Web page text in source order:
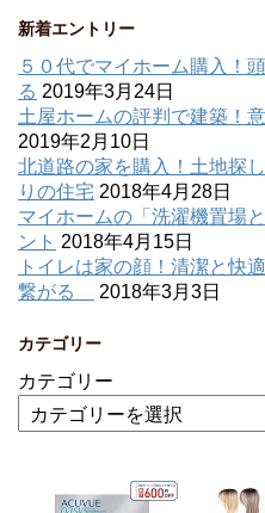
新着エントリー
５０代でマイホーム購入！
る 2019年3月24日
土屋ホームの評判で建築！
2019年2月10日
北道路の家を購入！土地探
りの住宅 2018年4月28日
マイホームの「洗濯機置場
ント 2018年4月15日
トイレは家の顔！清潔と快
繋がる
2018年3月3日
カテゴリー
カテゴリー